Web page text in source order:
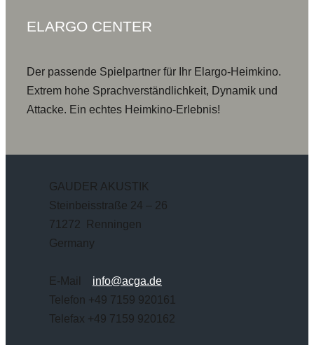
ELARGO CENTER
Der passende Spielpartner für Ihr Elargo-Heimkino.
Extrem hohe Sprachverständlichkeit, Dynamik und
Attacke. Ein echtes Heimkino-Erlebnis!
GAUDER AKUSTIK
Steinbeisstraße 24 – 26
71272 Renningen
Germany
E-Mail info@acga.de
Telefon +49 7159 920161
Telefax +49 7159 920162